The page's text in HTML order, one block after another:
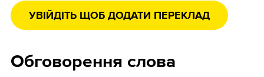
УВІЙДІТЬ ЩОБ ДОДАТИ ПЕРЕКЛАД
Обговорення слова